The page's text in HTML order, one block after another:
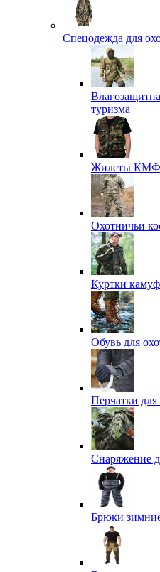
Спецодежда для
туризма
Жилеты КМФ
Охотничьи
Куртки
Обувь для
Перчатки
Снаряжение
Брюки